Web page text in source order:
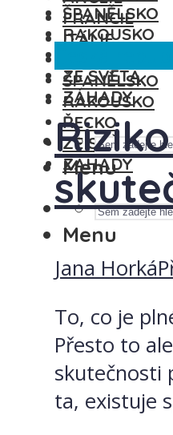
FRANCIE
ITÁLIE
ŠPANĚLSKO
RAKOUSKO
ŘECKO
ZE SVĚTA
ZÁHADY
Menu
ŠPANĚLSKO
RAKOUSKO
ZE SVĚTA
ZÁHADY
Menu
Jana Horká
To, co je
Přesto to
skutečnosti
ta, existuje